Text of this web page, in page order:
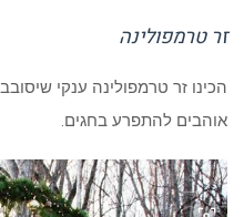
זר טרמפולינה
הכינו זר טרמפולינה ענקי
אוהבים להתפרע בחגים.